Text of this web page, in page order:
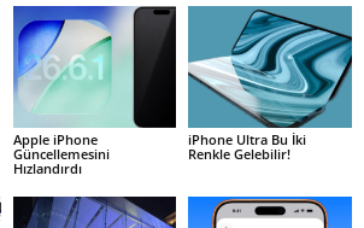
Apple iPhone
Güncellemesini
Hızlandırdı
iPhone Ultra Bu İki
Renkle Gelebilir!